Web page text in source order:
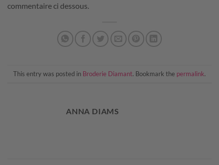
commentaire ci dessous.
This entry was posted in Broderie Diamant. Bookmark the permalink.
ANNA DIAMS